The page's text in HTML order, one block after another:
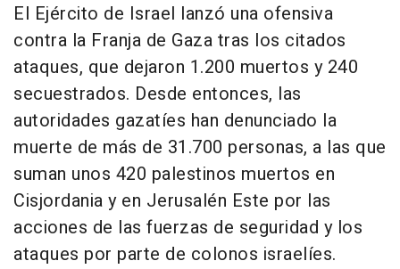
El Ejército de Israel lanzó una ofensiva
contra la Franja de Gaza tras los citados
ataques, que dejaron 1.200 muertos y 240
secuestrados. Desde entonces, las
autoridades gazatíes han denunciado la
muerte de más de 31.700 personas, a las que
suman unos 420 palestinos muertos en
Cisjordania y en Jerusalén Este por las
acciones de las fuerzas de seguridad y los
ataques por parte de colonos israelíes.